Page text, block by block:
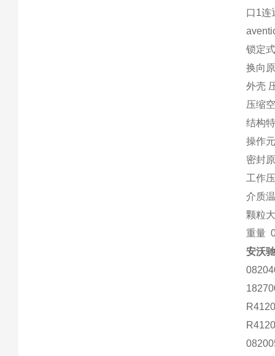
口1连
锁定
换向
外壳
压缩
结构
操作
密封
工作
介质
颗粒
重量
安沃